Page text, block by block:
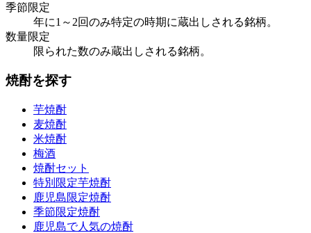
季節限定
年に1～2回のみ特定の時期に蔵出しされる銘柄。
数量限定
限られた数のみ蔵出しされる銘柄。
焼酎を探す
芋焼酎
麦焼酎
米焼酎
梅酒
焼酎セット
特別限定芋焼酎
鹿児島限定焼酎
季節限定焼酎
鹿児島で人気の焼酎